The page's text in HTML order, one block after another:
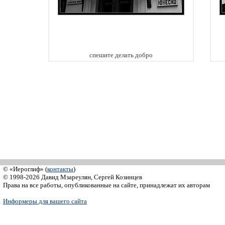
спешите делать добро
© «Иероглиф» (контакты)
© 1998-2026 Давид Мзареулян, Сергей Козинцев
Права на все работы, опубликованные на сайте, принадлежат их авторам
Информеры для вашего сайта